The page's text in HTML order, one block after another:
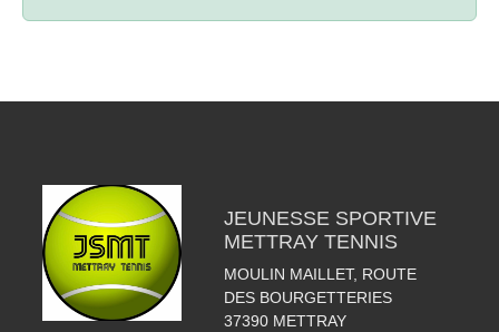
JEUNESSE SPORTIVE
METTRAY TENNIS
MOULIN MAILLET, ROUTE
DES BOURGETTERIES
37390 METTRAY